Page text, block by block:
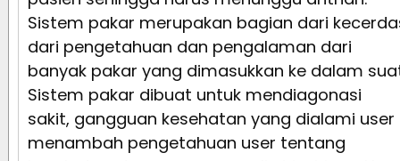
Sistem pakar merupakan bagian dari
dari pengetahuan dan pengalaman dari
banyak pakar yang dimasukkan ke dalam
Sistem pakar dibuat untuk mendiagonasi
sakit, gangguan kesehatan yang dialami
menambah pengetahuan user tentang